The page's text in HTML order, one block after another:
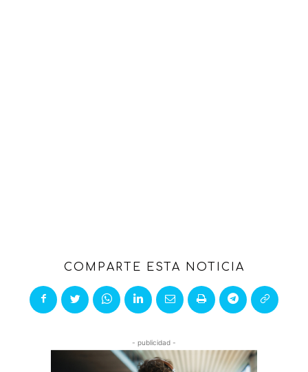
COMPARTE ESTA NOTICIA
- publicidad -